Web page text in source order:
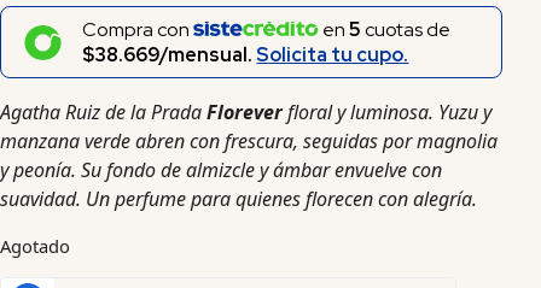
Compra con en5cuotas de
$38.669/mensual.Solicita tu cupo.
Agatha Ruiz de la PradaFloreverfloral y luminosa. Yuzu y
manzana verde abren con frescura, seguidas por magnolia
y peonía. Su fondo de almizcle y ámbar envuelve con
suavidad. Un perfume para quienes florecen con alegría.
Agotado